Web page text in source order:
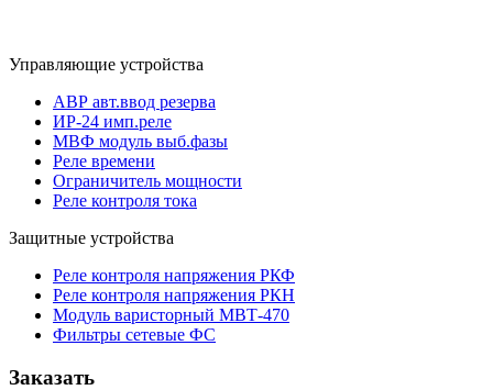
Управляющие устройства
АВР авт.ввод резерва
ИР-24 имп.реле
МВФ модуль выб.фазы
Реле времени
Ограничитель мощности
Реле контроля тока
Защитные устройства
Реле контроля напряжения РКФ
Реле контроля напряжения РКН
Модуль варисторный МВТ-470
Фильтры сетевые ФС
Заказать